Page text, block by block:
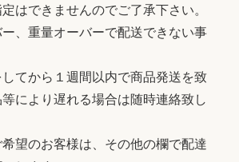
定はできませんのでご了承下さい。
ー、重量オーバーで配送できない事
してから１週間以内で商品発送を致
により遅れる場合は随時連絡致し
希望のお客様は、その他の欄で配達